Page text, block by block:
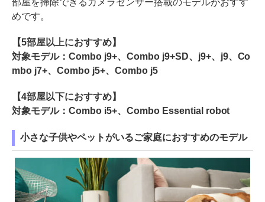
めです。
【5部屋以上におすすめ】
対象モデル：Combo j9+、Combo j9+SD、j9+、j9、Co
mbo j7+、Combo j5+、Combo j5
【4部屋以下におすすめ】
対象モデル：Combo i5+、Combo Essential robot
小さな子供やペットがいるご家庭におすすめのモデル